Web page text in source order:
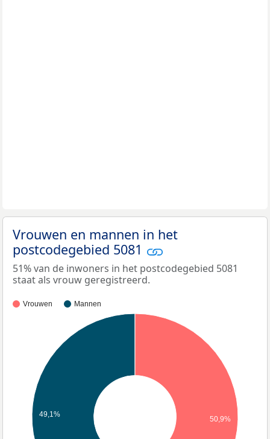
Vrouwen en mannen in het
postcodegebied 5081
51% van de inwoners in het postcodegebied 5081
staat als vrouw geregistreerd.
Vrouwen Mannen
49,1%
50,9%